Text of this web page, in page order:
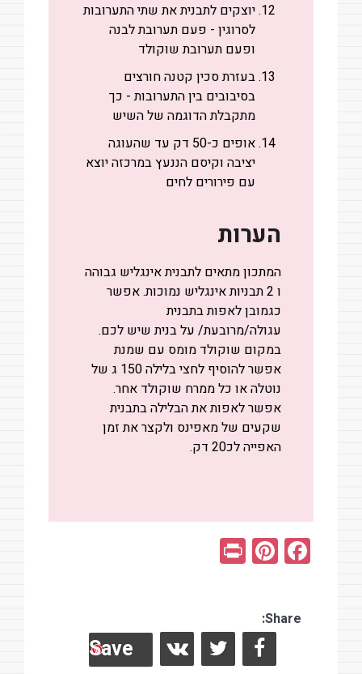
יוצקים לתבנית את שתי התערובות
לסרוגין - פעם תערובת לבנה
ופעם תערובת שוקולד
בעזרת סכין קטנה חורצים
בסיבובים בין התערובות - כך
מתקבלת הדוגמה של השיש
אופים כ-50 דק עד שהעוגה
יציבה וקיסם הננעץ במרכזה יוצא
עם פירורים לחים
הערות
המתכון מתאים לתבנית אינגליש גבוהה
ו 2 תבניות אינגליש נמוכות. אפשר
כגמובן לאפות בתבנית
עגולה/מרובעת/ על בנית שיש לכם.
במקום שוקולד מומס עם שמנת
אפשר להוסיף לחצי בלילה 150 ג של
נוטלה או כל ממרח שוקולד אחר.
אפשר לאפות את הבלילה בתבנית
שקעים של מאפינס ולקצר את זמן
האפייה לכ20 דק.
F
a
b
o
Pi
nt
es Share:
Save